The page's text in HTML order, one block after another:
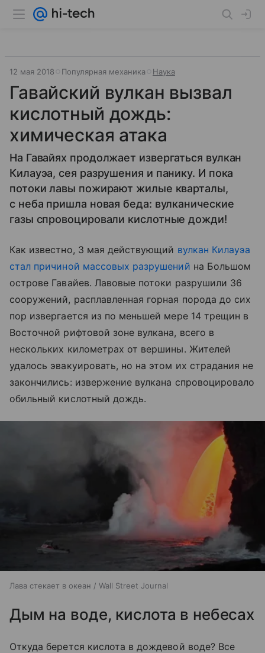
12 мая 2018 Популярная механика Наука
Гавайский вулкан вызвал
кислотный дождь:
химическая атака
На Гавайях продолжает извергаться вулкан
Килауэа, сея разрушения и панику. И пока
потоки лавы пожирают жилые кварталы,
с неба пришла новая беда: вулканические
газы спровоцировали кислотные дожди!
Как известно, 3 мая действующий вулкан Килауэа
стал причиной массовых разрушений на Большом
острове Гавайев. Лавовые потоки разрушили 36
сооружений, расплавленная горная порода до сих
пор извергается из по меньшей мере 14 трещин в
Восточной рифтовой зоне вулкана, всего в
нескольких километрах от вершины. Жителей
удалось эвакуировать, но на этом их страдания не
закончились: извержение вулкана спровоцировало
обильный кислотный дождь.
Лава стекает в океан / Wall Street Journal
Дым на воде, кислота в небесах
Откуда берется кислота в дождевой воде? Все